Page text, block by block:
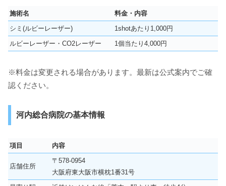
施術名
料金・内容
シミ(ルビーレーザー)
1shotあたり1,000円
ルビーレーザー・CO2レーザー
1個当たり4,000円
※料金は変更される場合があります。最新は公式案内でご確
認ください。
河内総合病院の基本情報
項目 内容
店舗住所
〒578-0954
大阪府東大阪市横枕1番31号